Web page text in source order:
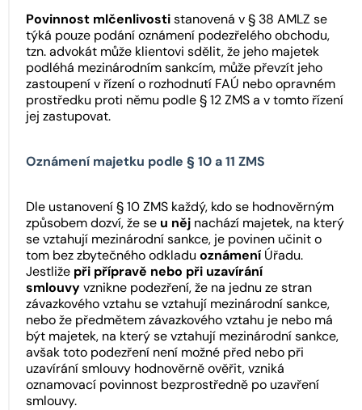
Povinnost mlčenlivostistanovená v § 38 AMLZ se
týká pouze podání oznámení podezřelého obchodu,
tzn. advokát může klientovi sdělit, že jeho majetek
podléhá mezinárodním sankcím, může převzít jeho
zastoupení v řízení o rozhodnutí FAÚ nebo opravném
prostředku proti němu podle § 12 ZMS a v tomto řízení
jej zastupovat.
Oznámení majetku podle § 10 a 11 ZMS
Dle ustanovení § 10 ZMS každý, kdo se hodnověrným
způsobem dozví, že se u něj nachází majetek, na který
se vztahují mezinárodní sankce, je povinen učinit o
tom bez zbytečného odkladu oznámení Úřadu.
Jestliže při přípravě nebo při uzavírání
smlouvyvznikne podezření, že na jednu ze stran
závazkového vztahu se vztahují mezinárodní sankce,
nebo že předmětem závazkového vztahu je nebo má
být majetek, na který se vztahují mezinárodní sankce,
avšak toto podezření není možné před nebo při
uzavírání smlouvy hodnověrně ověřit, vzniká
oznamovací povinnost bezprostředně po uzavření
smlouvy.